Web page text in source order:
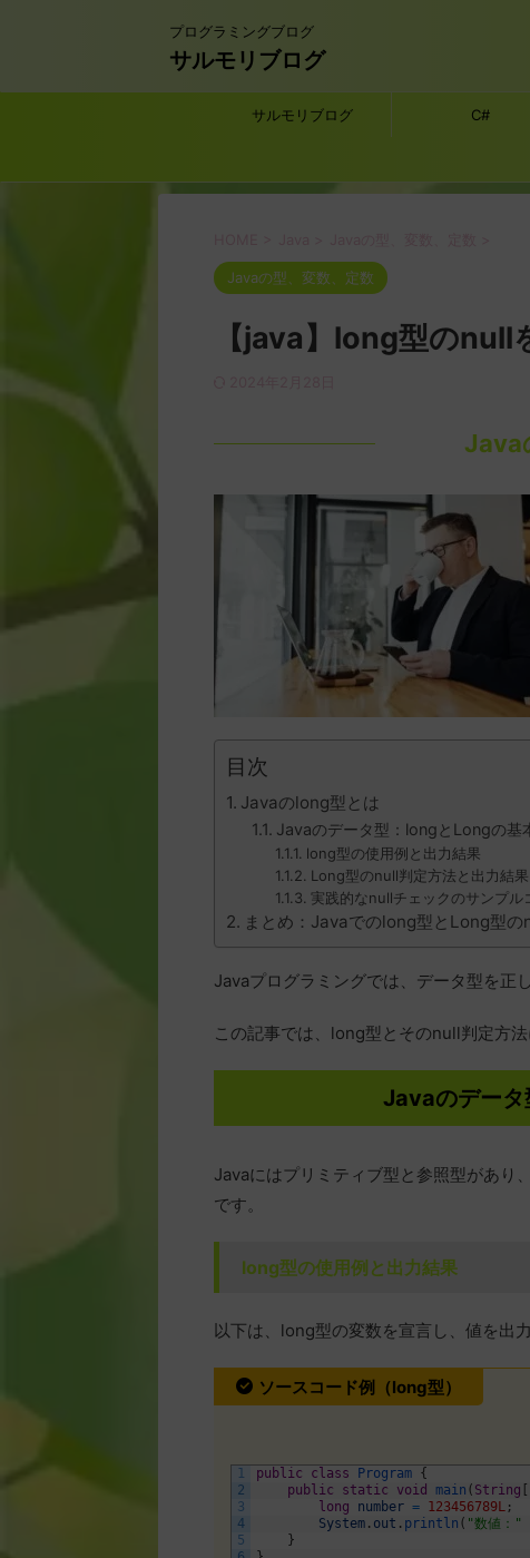
プログラミングブログ
サルモリブログ
サルモリブログ C#
Javaの型、変数、定数
【java】long型のnull
Java
目次
Javaのlong型とは
Javaのデータ型：longとLongの基
long型の使用例と出力結果
Long型のnull判定方法と出力結果
実践的なnullチェックのサンプル
まとめ：Javaでのlong型とLong型の
Javaプログラミングでは、データ型を正
この記事では、long型とそのnull判定方法
Javaのデー
Javaにはプリミティブ型と参照型があり
です。
long型の使用例と出力結果
以下は、long型の変数を宣言し、値を出
ソースコード例（long型）
1
2
3
4
5
public class Program {
public
static void main ( String
long
number = 123456789L ;
System . out . println ( "数値："
}